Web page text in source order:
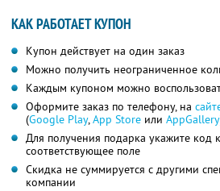
КАК РАБОТАЕТ КУПОН
Купон действует на один заказ
Можно получить неограниченное
Каждым купоном можно
Оформите заказ по телефону, на
(Google Play,App Store или AppGallery
Для получения подарка укажите код
соответствующее поле
Скидка не суммируется с другими
компании